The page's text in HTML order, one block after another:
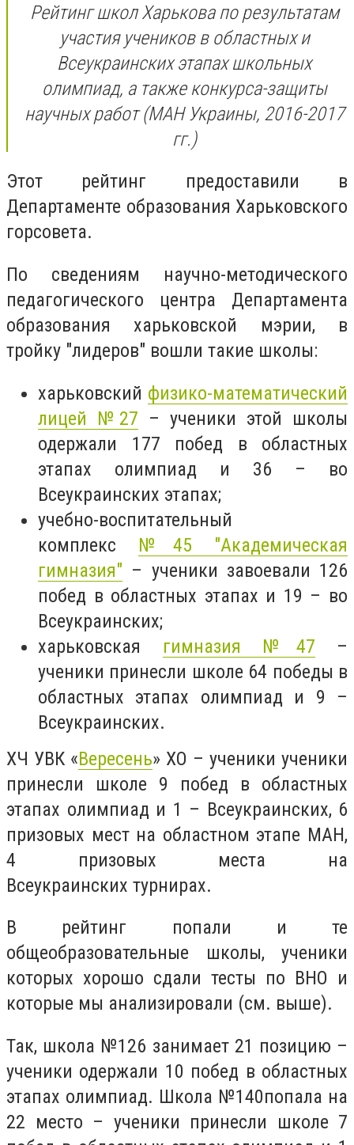
Рейтинг школ Харькова по результатам
участия учеников в областных и
Всеукраинских этапах школьных
олимпиад, а также конкурса-защиты
научных работ (МАН Украины, 2016-2017
гг.)
Этот рейтинг предоставили в
Департаменте образования Харьковского
горсовета.
По сведениям научно-методического
педагогического центра Департамента
образования харьковской мэрии, в
тройку "лидеров" вошли такие школы:
харьковский физико-математический
лицей №27 – ученики этой школы
одержали 177 побед в областных
этапах олимпиад и 36 – во
Всеукраинских этапах;
учебно-воспитательный
комплекс №45 "Академическая
гимназия" – ученики завоевали 126
побед в областных этапах и 19 – во
Всеукраинских;
харьковская гимназия №47 –
ученики принесли школе 64 победы в
областных этапах олимпиад и 9 –
Всеукраинских.
ХЧ УВК «Вересень» ХО – ученики ученики
принесли школе 9 побед в областных
этапах олимпиад и 1 – Всеукраинских, 6
призовых мест на областном этапе МАН,
4 призовых места на
Всеукраинских турнирах.
В рейтинг попали и те
общеобразовательные школы, ученики
которых хорошо сдали тесты по ВНО и
которые мы анализировали (см. выше).
Так, школа №126 занимает 21 позицию –
ученики одержали 10 побед в областных
этапах олимпиад. Школа №140попала на
22 место – ученики принесли школе 7